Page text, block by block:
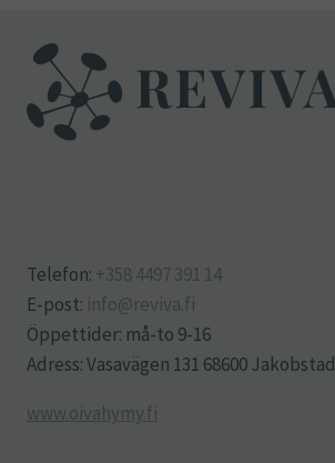
Telefon: +358 4497 391 14
E-post: info@reviva.fi
Öppettider: må-to 9-16
Adress: Vasavägen 131 68600 Jakobstad
www.oivahymy.fi